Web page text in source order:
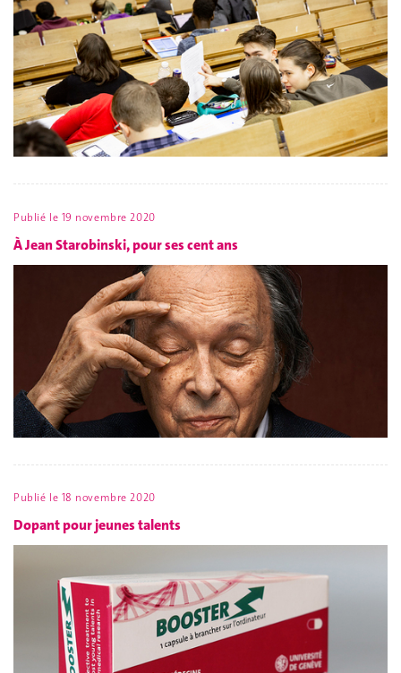
Publié le 19 novembre 2020
À Jean Starobinski, pour ses cent ans
Publié le 18 novembre 2020
Dopant pour jeunes talents